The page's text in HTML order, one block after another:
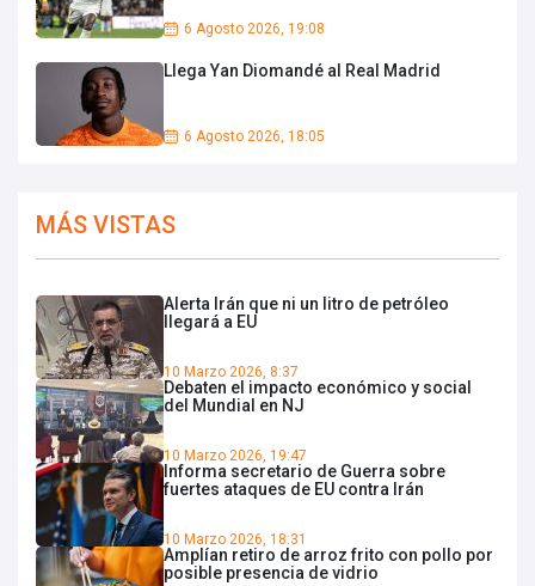
6 Agosto 2026, 19:08
Llega Yan Diomandé al Real Madrid
6 Agosto 2026, 18:05
MÁS VISTAS
Alerta Irán que ni un litro de petróleo
llegará a EU
10 Marzo 2026, 8:37
Debaten el impacto económico y social
del Mundial en NJ
10 Marzo 2026, 19:47
Informa secretario de Guerra sobre
fuertes ataques de EU contra Irán
10 Marzo 2026, 18:31
Amplían retiro de arroz frito con pollo por
posible presencia de vidrio